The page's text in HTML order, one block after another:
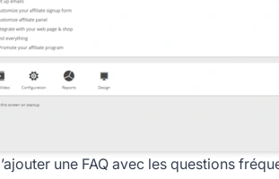
une FAQ avec les questions